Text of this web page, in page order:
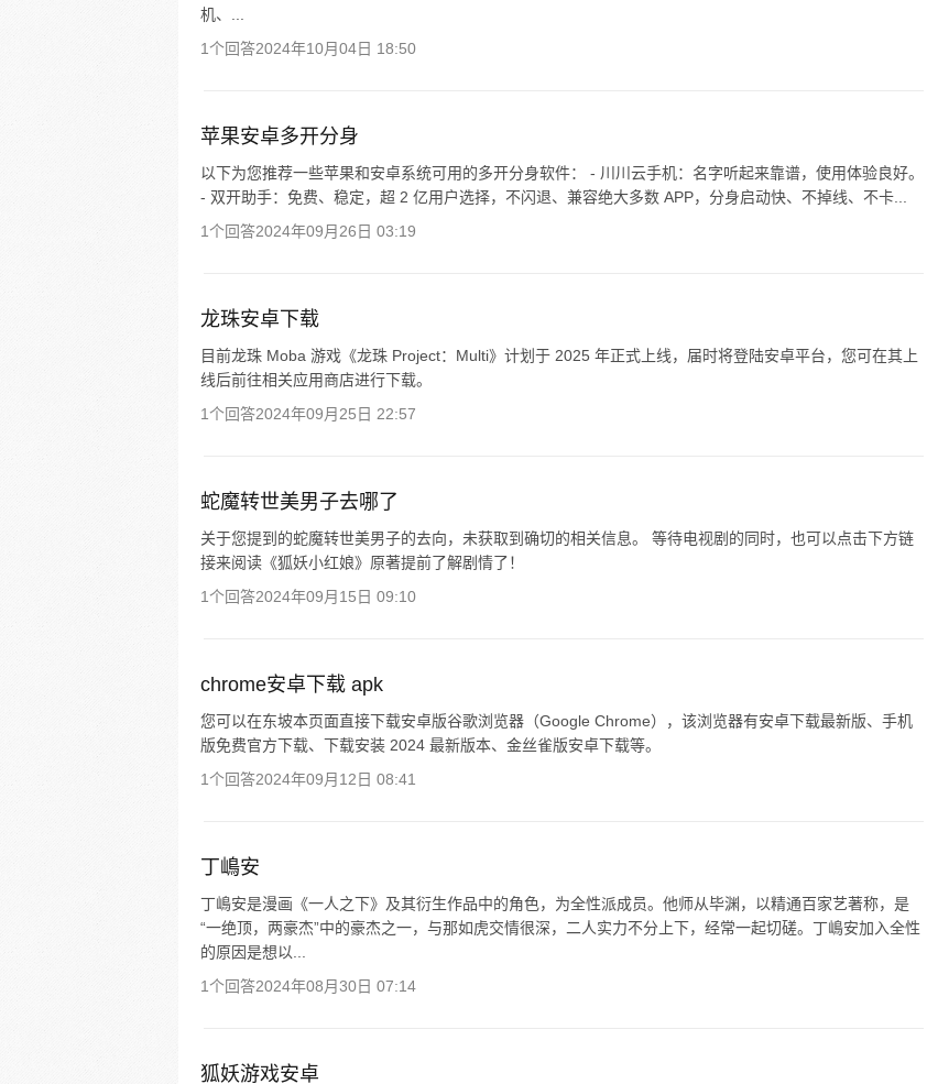
机、...
1个回答2024年10月04日 18:50
苹果安卓多开分身
以下为您推荐一些苹果和安卓系统可用的多开分身软件： - 川川云手机：名字听起来靠谱，使用体验良好。
- 双开助手：免费、稳定，超 2 亿用户选择，不闪退、兼容绝大多数 APP，分身启动快、不掉线、不卡...
1个回答2024年09月26日 03:19
龙珠安卓下载
目前龙珠 Moba 游戏《龙珠 Project：Multi》计划于 2025 年正式上线，届时将登陆安卓平台，您可在其上
线后前往相关应用商店进行下载。
1个回答2024年09月25日 22:57
蛇魔转世美男子去哪了
关于您提到的蛇魔转世美男子的去向，未获取到确切的相关信息。 等待电视剧的同时，也可以点击下方链
接来阅读《狐妖小红娘》原著提前了解剧情了！
1个回答2024年09月15日 09:10
chrome安卓下载 apk
您可以在东坡本页面直接下载安卓版谷歌浏览器（Google Chrome），该浏览器有安卓下载最新版、手机
版免费官方下载、下载安装 2024 最新版本、金丝雀版安卓下载等。
1个回答2024年09月12日 08:41
丁嶋安
丁嶋安是漫画《一人之下》及其衍生作品中的角色，为全性派成员。他师从毕渊，以精通百家艺著称，是
“一绝顶，两豪杰”中的豪杰之一，与那如虎交情很深，二人实力不分上下，经常一起切磋。丁嶋安加入全性
的原因是想以...
1个回答2024年08月30日 07:14
狐妖游戏安卓